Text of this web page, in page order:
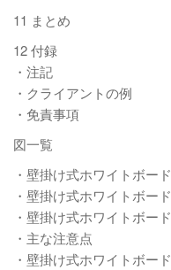
11 まとめ
12 付録
・注記
・クライアントの例
・免責事項
図一覧
・壁掛け式ホワイトボー
・壁掛け式ホワイトボー
・壁掛け式ホワイトボー
・主な注意点
・壁掛け式ホワイトボー